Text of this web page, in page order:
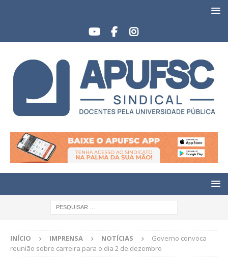
INÍCIO IMPRENSA NOTÍCIAS
Governo convoca
reunião sobre carreira para o dia 2 de dezembro